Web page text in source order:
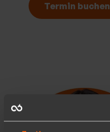
Termin buchen